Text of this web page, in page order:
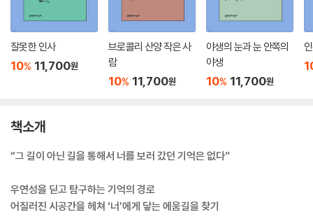
잘못한 인사
10% 11,700원
브로콜리 산양 작은 사
람
10% 11,700원
야생의 눈과 눈 안쪽의
야생
10% 11,700원
책소개
“그 길이 아닌 길을 통해서 너를 보러 갔던 기억은 없다”
우연성을 딛고 탐구하는 기억의 경로
어질러진 시공간을 헤쳐 ‘너’에게 닿는 에움길을 찾기